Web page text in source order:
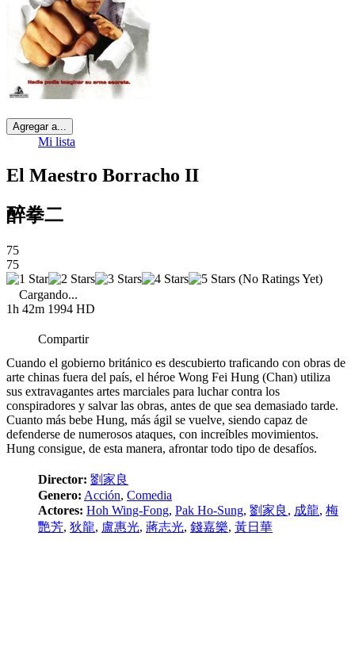
Agregar a...
Mi lista
El Maestro Borracho II
醉拳二
75
75
(No Ratings Yet)
Cargando...
1h 42m 1994 HD
Compartir
Cuando el gobierno británico es descubierto traficando con obras de
arte chinas fuera del país, el héroe Wong Fei Hung (Chan) utiliza
sus extravagantes artes marciales para luchar contra los
conspiradores y salvar las obras, antes de que sea demasiado tarde.
Cuanto más bebe Hung, más ágil se vuelve, siendo capaz de
defenderse de numerosos ataques, con increíbles movimientos.
Hung consigue, de esta manera, afrontar todo tipo de desafíos.
Director: 劉家良
Genero: Acción, Comedia
Actores: Hoh Wing-Fong, Pak Ho-Sung, 劉家良 , 成龍, 梅
艷芳, 狄龍, 盧惠光, 蔣志光, 錢嘉樂, 黃日華